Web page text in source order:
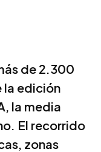
de 2.300
la edición
la media
El recorrido
zonas